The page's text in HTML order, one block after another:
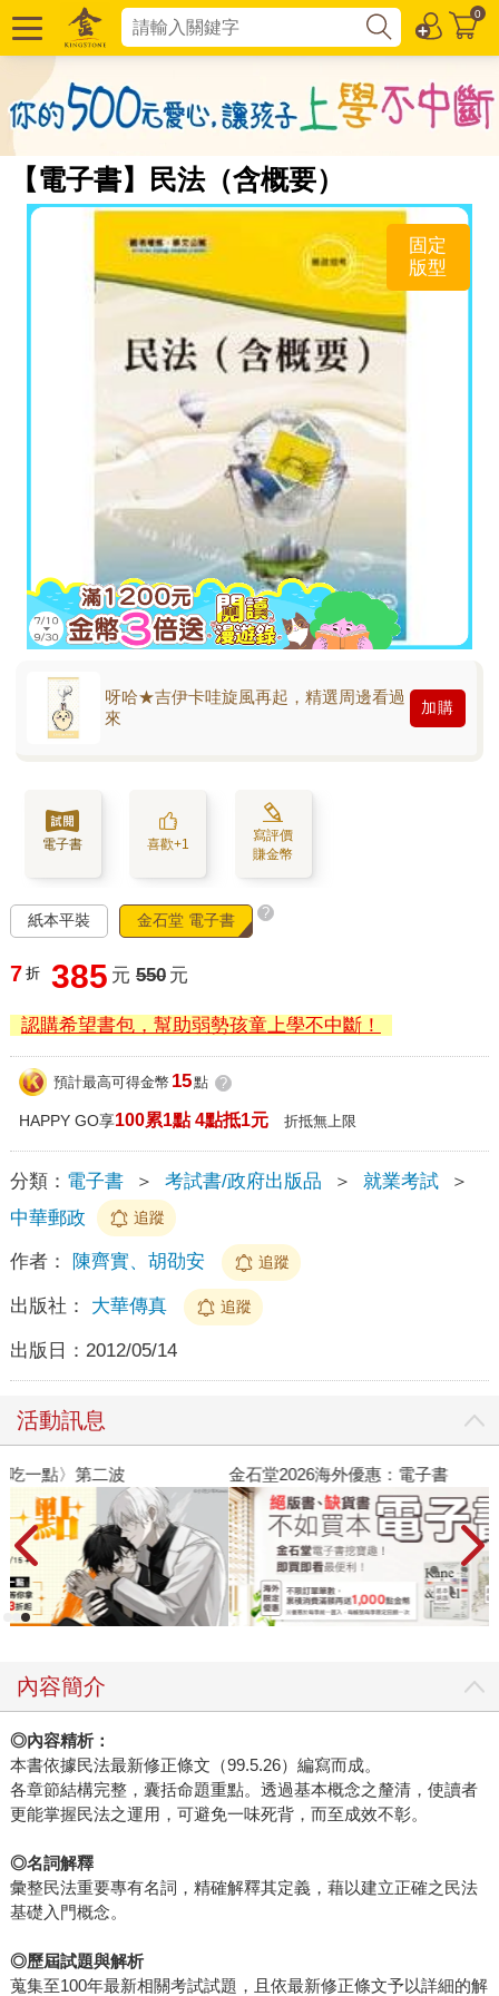
0
【電子書】民法（含概要）
固定
版型
呀哈★吉伊卡哇旋風再起，精選周邊看過
來
加購
電子書 喜歡+1
寫評價
賺金幣
紙本平裝 金石堂 電子書 ?
7 折 385 元 550 元
認購希望書包，幫助弱勢孩童上學不中斷！
預計最高可得金幣 15點 ?
HAPPY GO享100累1點 4點抵1元 折抵無上限
分類： 電子書 ＞ 考試書/政府出版品 ＞ 就業考試
＞
中華郵政
追蹤
作者： 陳齊實、胡劭安 追蹤
出版社： 大華傳真 追蹤
出版日： 2012/05/14
活動訊息
金石堂2026海外優惠：電子書
內容簡介
◎內容精析：
本書依據民法最新修正條文（99.5.26）編寫而成。
各章節結構完整，囊括命題重點。透過基本概念之釐清，使讀者
更能掌握民法之運用，可避免一味死背，而至成效不彰。
◎名詞解釋
彙整民法重要專有名詞，精確解釋其定義，藉以建立正確之民法
基礎入門概念。
◎歷屆試題與解析
蒐集至100年最新相關考試試題，且依最新修正條文予以詳細的解